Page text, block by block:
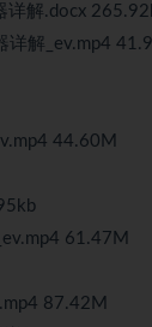
详解.docx
详解_ev.mp4
44.60M
61.47M
87.42M